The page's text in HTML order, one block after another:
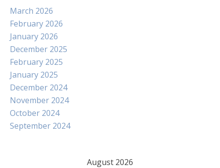
March 2026
February 2026
January 2026
December 2025
February 2025
January 2025
December 2024
November 2024
October 2024
September 2024
August 2026